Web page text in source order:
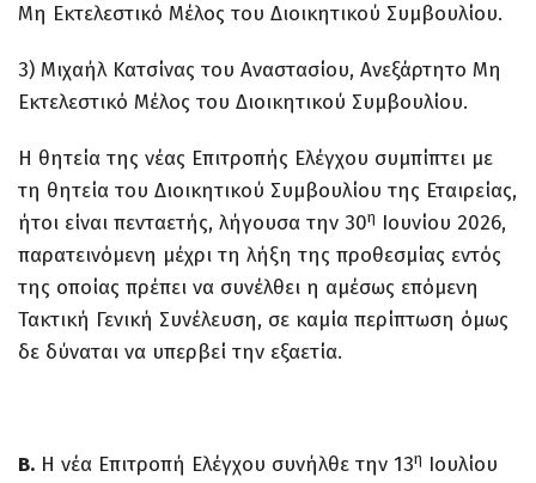
Μη Εκτελεστικό Μέλος του Διοικητικού Συμβουλίου.
3) Μιχαήλ Κατσίνας του Αναστασίου, Ανεξάρτητο Μη
Εκτελεστικό Μέλος του Διοικητικού Συμβουλίου.
Η θητεία της νέας Επιτροπής Ελέγχου συμπίπτει με
τη θητεία του Διοικητικού Συμβουλίου της Εταιρείας,
ήτοι είναι πενταετής, λήγουσα την 30η Ιουνίου 2026,
παρατεινόμενη μέχρι τη λήξη της προθεσμίας εντός
της οποίας πρέπει να συνέλθει η αμέσως επόμενη
Τακτική Γενική Συνέλευση, σε καμία περίπτωση όμως
δε δύναται να υπερβεί την εξαετία.
Β. Η νέα Επιτροπή Ελέγχου συνήλθε την 13η Ιουλίου